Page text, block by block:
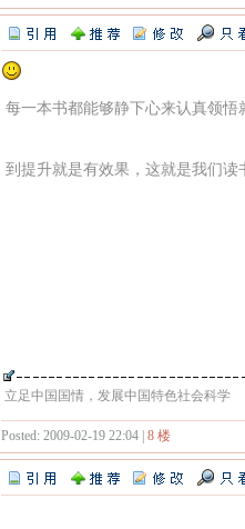
每一本书都能够静下心来认真领
到提升就是有效果，这就是我们读
立足中国国情，发展中国特色社会科学
Posted: 2009-02-19 22:04 | 8 楼